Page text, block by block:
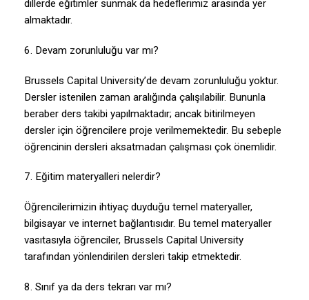
dillerde eğitimler sunmak da hedeflerimiz arasında yer
almaktadır.
6. Devam zorunluluğu var mı?
Brussels Capital University’de devam zorunluluğu yoktur.
Dersler istenilen zaman aralığında çalışılabilir. Bununla
beraber ders takibi yapılmaktadır; ancak bitirilmeyen
dersler için öğrencilere proje verilmemektedir. Bu sebeple
öğrencinin dersleri aksatmadan çalışması çok önemlidir.
7. Eğitim materyalleri nelerdir?
Öğrencilerimizin ihtiyaç duyduğu temel materyaller,
bilgisayar ve internet bağlantısıdır. Bu temel materyaller
vasıtasıyla öğrenciler, Brussels Capital University
tarafından yönlendirilen dersleri takip etmektedir.
8. Sınıf ya da ders tekrarı var mı?